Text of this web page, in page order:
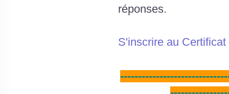
réponses.
S'inscrire au